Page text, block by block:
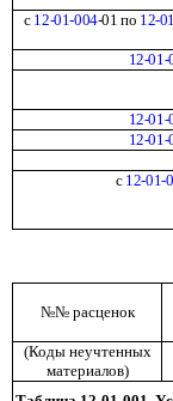
с 12-01-004-01 по 12-
12-01-
12-01-
12-01-
с 12-01-
№№ расценок
(Коды неучтенных
материалов)